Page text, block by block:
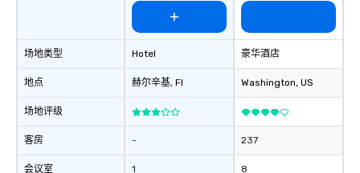
场地类型
地点
场地评级
客房
会议室
Hotel
赫尔辛基, FI
-
1
豪华酒店
Washington, US
237
8